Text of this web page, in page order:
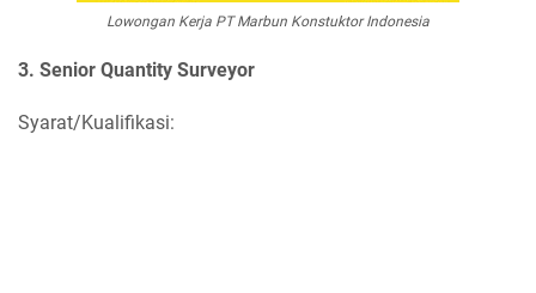
Lowongan Kerja PT Marbun Konstuktor Indonesia
3. Senior Quantity Surveyor
Syarat/Kualifikasi: